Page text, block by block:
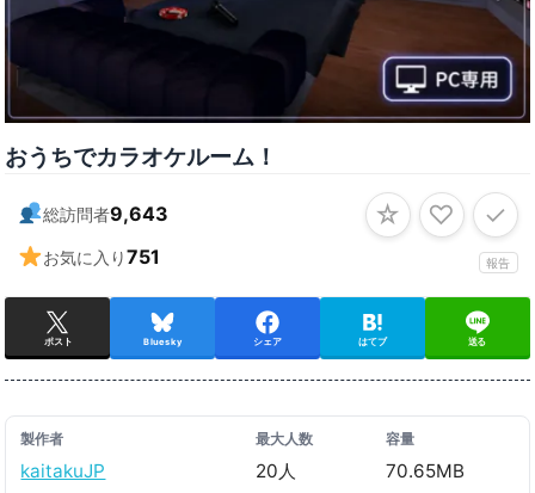
おうちでカラオケルーム！
総訪問者9,643
お気に入り751 報告
☆ ♡ ✓
ポスト Bluesky シェア はてブ 送る
製作者
kaitakuJP
最大人数
20人
容量
70.65MB